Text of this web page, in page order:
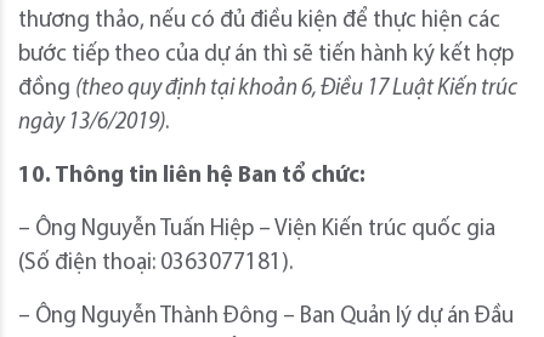
thương thảo, nếu có đủ điều kiện để thực hiện các
bước tiếp theo của dự án thì sẽ tiến hành ký kết hợp
đồng (theo quy định tại khoản 6, Điều 17 Luật Kiến trúc
ngày 13/6/2019).
10. Thông tin liên hệ Ban tổ chức:
– Ông Nguyễn Tuấn Hiệp – Viện Kiến trúc quốc gia
(Số điện thoại: 0363077181).
– Ông Nguyễn Thành Đông – Ban Quản lý dự án Đầu